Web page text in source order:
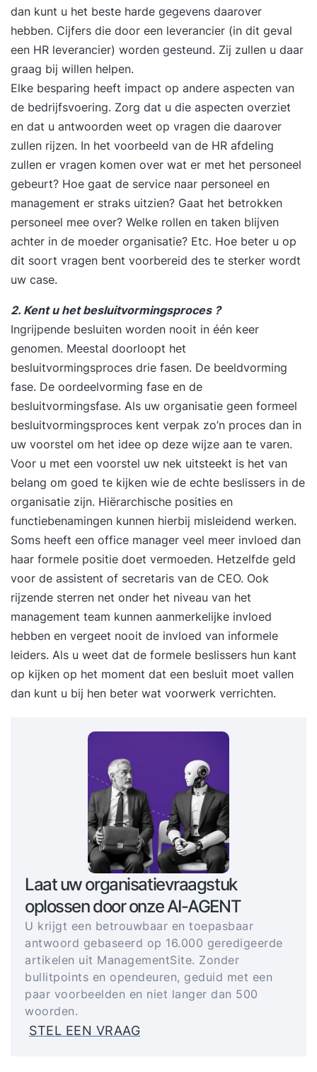
dan kunt u het beste harde gegevens daarover
hebben. Cijfers die door een leverancier (in dit geval
een HR leverancier) worden gesteund. Zij zullen u daar
graag bij willen helpen.
Elke besparing heeft impact op andere aspecten van
de bedrijfsvoering. Zorg dat u die aspecten overziet
en dat u antwoorden weet op vragen die daarover
zullen rijzen. In het voorbeeld van de HR afdeling
zullen er vragen komen over wat er met het personeel
gebeurt? Hoe gaat de service naar personeel en
management er straks uitzien? Gaat het betrokken
personeel mee over? Welke rollen en taken blijven
achter in de moeder organisatie? Etc. Hoe beter u op
dit soort vragen bent voorbereid des te sterker wordt
uw case.
2. Kent u het besluitvormingsproces ?
Ingrijpende besluiten worden nooit in één keer
genomen. Meestal doorloopt het
besluitvormingsproces drie fasen. De beeldvorming
fase. De oordeelvorming fase en de
besluitvormingsfase. Als uw organisatie geen formeel
besluitvormingsproces kent verpak zo’n proces dan in
uw voorstel om het idee op deze wijze aan te varen.
Voor u met een voorstel uw nek uitsteekt is het van
belang om goed te kijken wie de echte beslissers in de
organisatie zijn. Hiërarchische posities en
functiebenamingen kunnen hierbij misleidend werken.
Soms heeft een office manager veel meer invloed dan
haar formele positie doet vermoeden. Hetzelfde geld
voor de assistent of secretaris van de CEO. Ook
rijzende sterren net onder het niveau van het
management team kunnen aanmerkelijke invloed
hebben en vergeet nooit de invloed van informele
leiders. Als u weet dat de formele beslissers hun kant
op kijken op het moment dat een besluit moet vallen
dan kunt u bij hen beter wat voorwerk verrichten.
Laat uw organisatievraagstuk
oplossen door onze AI-AGENT
U krijgt een betrouwbaar en toepasbaar
antwoord gebaseerd op 16.000 geredigeerde
artikelen uit ManagementSite. Zonder
bullitpoints en opendeuren, geduid met een
paar voorbeelden en niet langer dan 500
woorden.
STEL EEN VRAAG